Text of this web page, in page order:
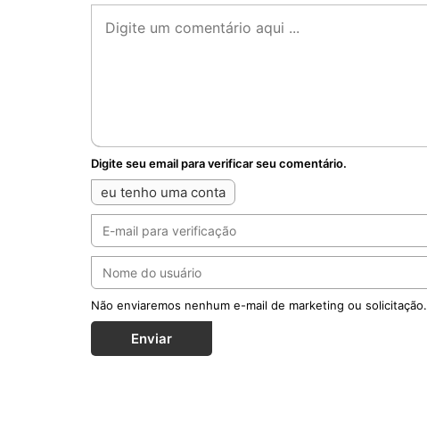
Digite seu email para verificar seu comentário.
eu tenho uma conta
Não enviaremos nenhum e-mail de marketing ou solicitação.
Enviar